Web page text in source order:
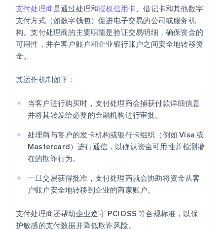
支付处理商是通过处理和授权信用卡、借记卡和其他数字
支付方式（如数字钱包）促进电子交易的公司或服务机
构。支付处理商的主要职能是验证交易明细，确保资金的
可用性，并在客户账户和企业银行账户之间安全地转移资
金。
其运作机制如下：
当客户进行购买时，支付处理商会捕获付款详细信息
并将其转发给必要的金融机构进行审批。
处理商与客户的发卡机构或银行卡组织（例如 Visa 或
Mastercard）进行通信，以确认资金可用性并检测潜
在的欺诈行为。
一旦交易获得批准，支付处理商就会协助将资金从客
户账户安全地转移到企业的商家账户。
支付处理商还帮助企业遵守 PCI DSS 等合规标准，以保
护敏感的支付数据并降低欺诈风险。